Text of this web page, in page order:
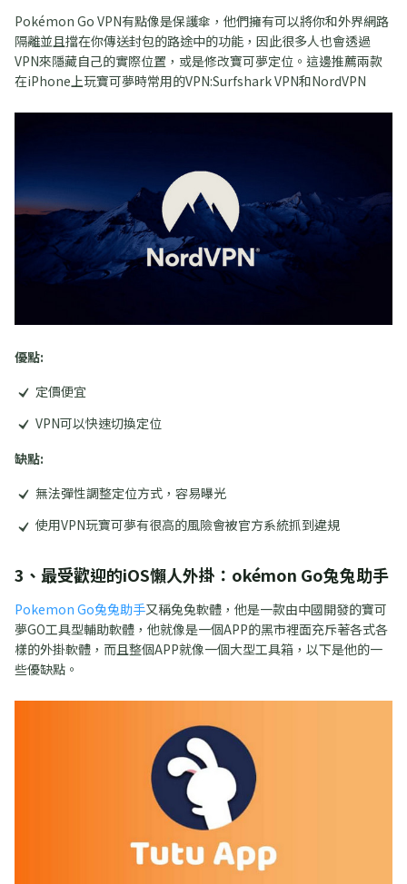
Pokémon Go VPN有點像是保護傘，他們擁有可以將你和外界網路
隔離並且擋在你傳送封包的路途中的功能，因此很多人也會透過
VPN來隱藏自己的實際位置，或是修改寶可夢定位。這邊推薦兩款
在iPhone上玩寶可夢時常用的VPN:Surfshark VPN和NordVPN
優點:
定價便宜
VPN可以快速切換定位
缺點:
無法彈性調整定位方式，容易曝光
使用VPN玩寶可夢有很高的風險會被官方系統抓到違規
3、最受歡迎的iOS懶人外掛：okémon Go兔兔助手
Pokemon Go兔兔助手又稱兔兔軟體，他是一款由中國開發的寶可
夢GO工具型輔助軟體，他就像是一個APP的黑市裡面充斥著各式各
樣的外掛軟體，而且整個APP就像一個大型工具箱，以下是他的一
些優缺點。